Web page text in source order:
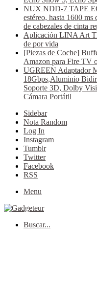
NUX NDD-7 TAPE
estéreo, hasta 1600
de cabezales de cinta
Aplicación LINA Art
de por vida
[Piezas de Coche]
Amazon para Fire TV
UGREEN Adaptador
18Gbps,Aluminio
Soporte 3D, Dolby
Cámara Portátil
Sidebar
Nota Random
Log In
Instagram
Tumblr
Twitter
Facebook
RSS
Menu
Buscar...